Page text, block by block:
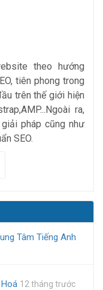
theo hướng
tiên phong trong
trên thế giới hiện
ra,
pháp cũng như
SEO.
Tâm Tiếng Anh
12 tháng trước